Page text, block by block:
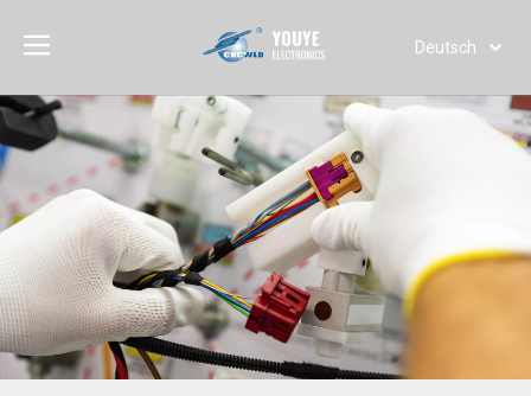
Deutsch
简体中文
Español
Português
한국어